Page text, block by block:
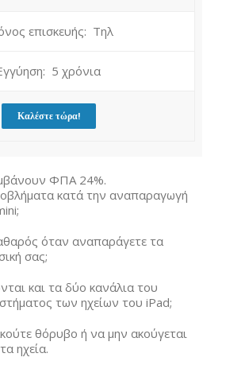
επισκευής: Τηλ
5 χρόνια
Καλέστε τώρα!
ΦΠΑ 24%.
κατά την αναπαραγωγή
όταν αναπαράγετε τα
σας;
και τα δύο κανάλια του
των ηχείων του iPad;
θόρυβο ή να μην ακούγεται
ηχεία.